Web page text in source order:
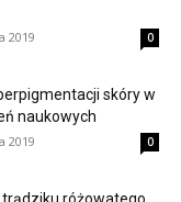
2019 0
skóry w
naukowych
2019 0